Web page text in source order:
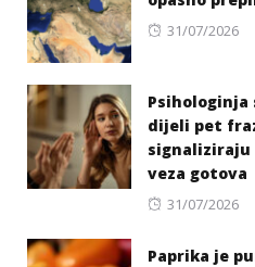
Posted
31/07/2026
Psihologinja
dijeli pet
signaliziraju
veza gotova
Posted
31/07/2026
Paprika je